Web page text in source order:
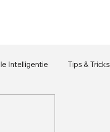
Intelligentie Tips & Tricks